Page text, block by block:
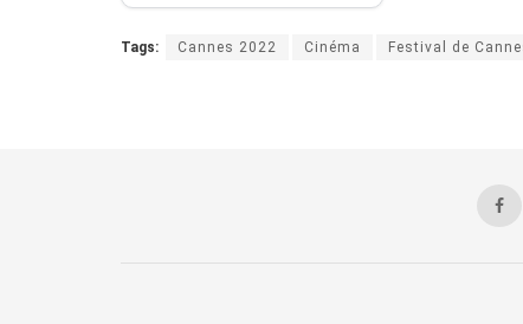
Tags: Cannes 2022 Cinéma Festival de